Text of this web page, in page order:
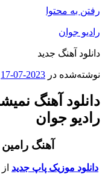
رفتن به محتوا
رادیو جوان
دانلود آهنگ جدید
نوشته‌شده در 2023-07-17
دانلود آهنگ
رادیو جوان
آهنگ
دانلود موزیک پاپ جدید از